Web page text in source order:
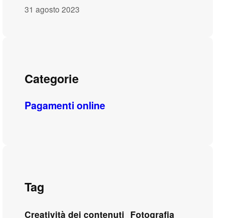
31 agosto 2023
Categorie
Pagamenti online
Tag
Creatività dei contenuti Fotografia